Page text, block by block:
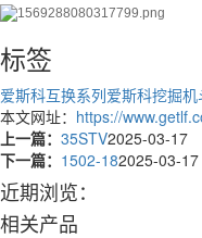
标签
爱斯科互换系列爱斯科挖掘
本文网址： https://
上一篇： 35STV2025-03-17
下一篇： 1502-182025-03-17
近期浏览：
相关产品